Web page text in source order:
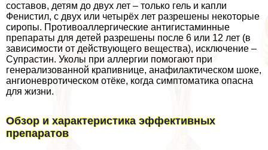
составов, детям до двух лет – только гель и капли
Фенистил, с двух или четырёх лет разрешены некоторые
сиропы. Противоаллергические антигистаминные
препараты для детей разрешены после 6 или 12 лет (в
зависимости от действующего вещества), исключение –
Супрастин. Уколы при аллергии помогают при
генерализованной крапивнице, анафилактическом шоке,
ангионевротическом отёке, когда симптоматика опасна
для жизни.
Обзор и хаpaктеристика эффективных
препаратов